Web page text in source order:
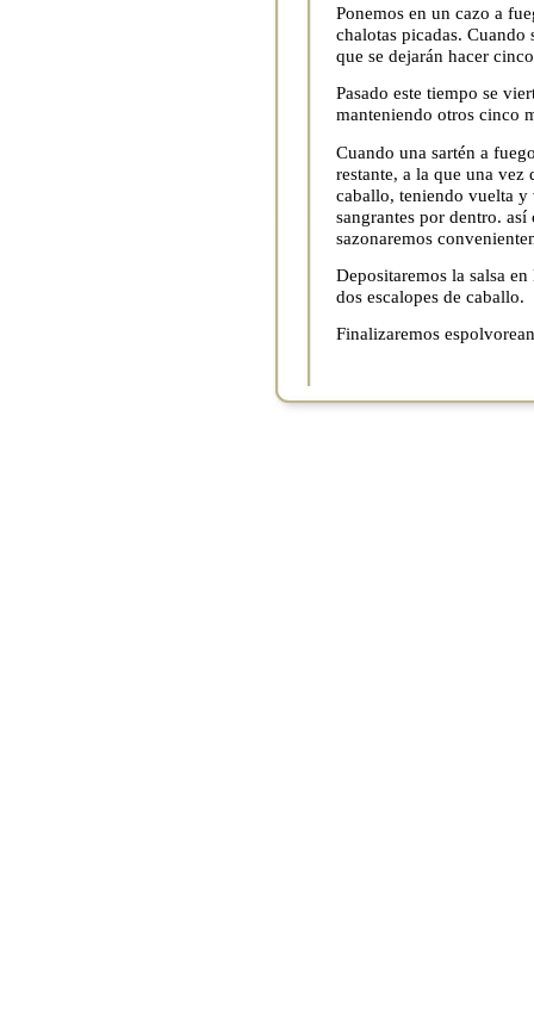
Ponemos en un cazo a
chalotas picadas. Cuando
que se dejarán hacer
Pasado este tiempo se
manteniendo otros cinco
Cuando una sartén a
restante, a la que una vez
caballo, teniendo vuelta y
sangrantes por dentro.
sazonaremos
Depositaremos la salsa
dos escalopes de caballo.
Finalizaremos